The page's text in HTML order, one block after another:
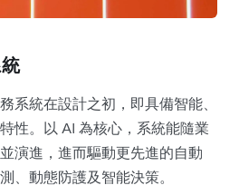
系統在設計之初，即具備智能、
性。以 AI 為核心，系統能隨業
演進，進而驅動更先進的自動
、動態防護及智能決策。